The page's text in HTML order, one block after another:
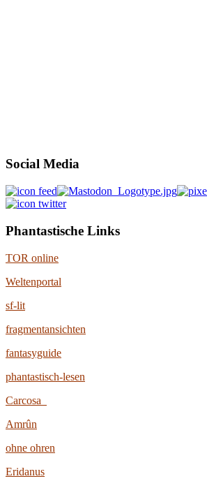
Social Media
Phantastische Links
TOR online
Weltenportal
sf-lit
fragmentansichten
fantasyguide
phantastisch-lesen
Carcosa
Amrûn
ohne ohren
Eridanus